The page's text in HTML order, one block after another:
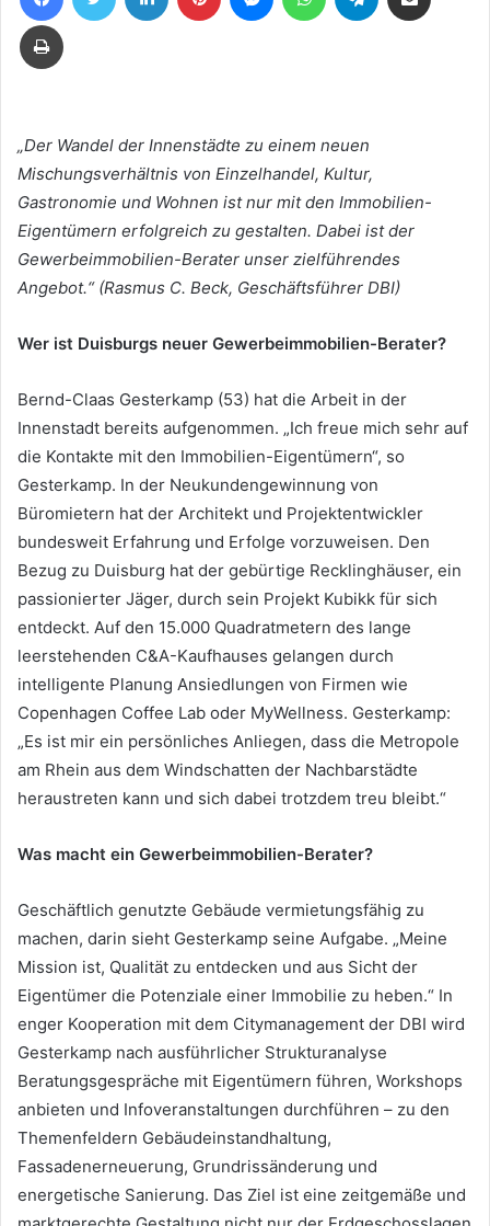
E-
Drucken
„Der Wandel der Innenstädte zu einem neuen
Mischungsverhältnis von Einzelhandel, Kultur,
Gastronomie und Wohnen ist nur mit den Immobilien-
Eigentümern erfolgreich zu gestalten. Dabei ist der
Gewerbeimmobilien-Berater unser zielführendes
Angebot.“ (Rasmus C. Beck, Geschäftsführer DBI)
Wer ist Duisburgs neuer Gewerbeimmobilien-Berater?
Bernd-Claas Gesterkamp (53) hat die Arbeit in der
Innenstadt bereits aufgenommen. „Ich freue mich sehr auf
die Kontakte mit den Immobilien-Eigentümern“, so
Gesterkamp. In der Neukundengewinnung von
Büromietern hat der Architekt und Projektentwickler
bundesweit Erfahrung und Erfolge vorzuweisen. Den
Bezug zu Duisburg hat der gebürtige Recklinghäuser, ein
passionierter Jäger, durch sein Projekt Kubikk für sich
entdeckt. Auf den 15.000 Quadratmetern des lange
leerstehenden C&A-Kaufhauses gelangen durch
intelligente Planung Ansiedlungen von Firmen wie
Copenhagen Coffee Lab oder MyWellness. Gesterkamp:
„Es ist mir ein persönliches Anliegen, dass die Metropole
am Rhein aus dem Windschatten der Nachbarstädte
heraustreten kann und sich dabei trotzdem treu bleibt.“
Was macht ein Gewerbeimmobilien-Berater?
Geschäftlich genutzte Gebäude vermietungsfähig zu
machen, darin sieht Gesterkamp seine Aufgabe. „Meine
Mission ist, Qualität zu entdecken und aus Sicht der
Eigentümer die Potenziale einer Immobilie zu heben.“ In
enger Kooperation mit dem Citymanagement der DBI wird
Gesterkamp nach ausführlicher Strukturanalyse
Beratungsgespräche mit Eigentümern führen, Workshops
anbieten und Infoveranstaltungen durchführen – zu den
Themenfeldern Gebäudeinstandhaltung,
Fassadenerneuerung, Grundrissänderung und
energetische Sanierung. Das Ziel ist eine zeitgemäße und